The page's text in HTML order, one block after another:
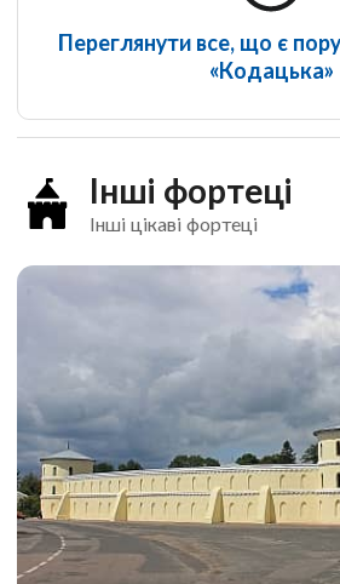
Переглянути все, що є
«Кодацька»
Інші фортеці
Інші цікаві фортеці